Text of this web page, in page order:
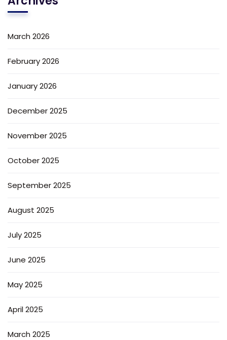
March 2026
February 2026
January 2026
December 2025
November 2025
October 2025
September 2025
August 2025
July 2025
June 2025
May 2025
April 2025
March 2025